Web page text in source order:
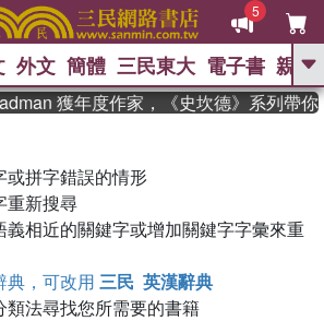
5
GO
推薦 、 國際布克獎 臺灣漫遊錄
念華
孩：黎曼猜想 、 偉大的迷走神經
外文 簡體 三民東大 電子書 親子
獲年度作家，《史坎德》系列帶你
或拼字錯誤的情形
重新搜尋
義相近的關鍵字或增加關鍵字字彙來重
典，可改用 三民 英漢辭典
類法尋找您所需要的書籍